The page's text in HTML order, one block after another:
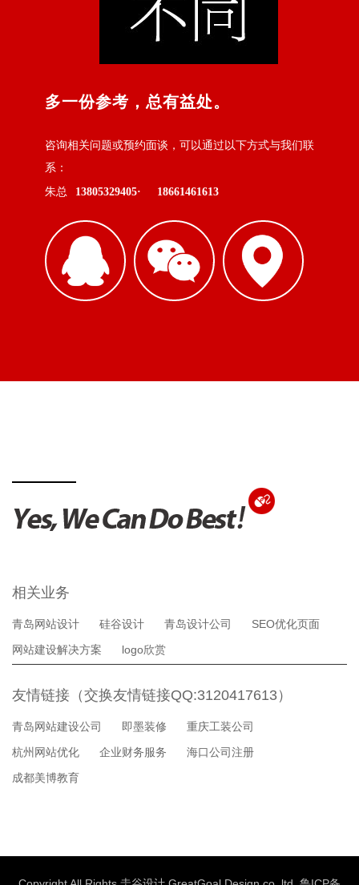
多一份参考，总有益处。
咨询相关问题或预约面谈，可以通过以下方式与我们联
系：
朱总
13805329405· 18661461613
相关业务
青岛网站设计 硅谷设计 青岛设计公司
SEO优化页面
网站建设解决方案
logo欣赏
友情链接（交换友情链接QQ:3120417613）
青岛网站建设公司 即墨装修
重庆工装公司
杭州网站优化
企业财务服务
海口公司注册
成都美博教育